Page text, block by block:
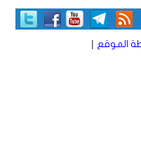
الموقع |